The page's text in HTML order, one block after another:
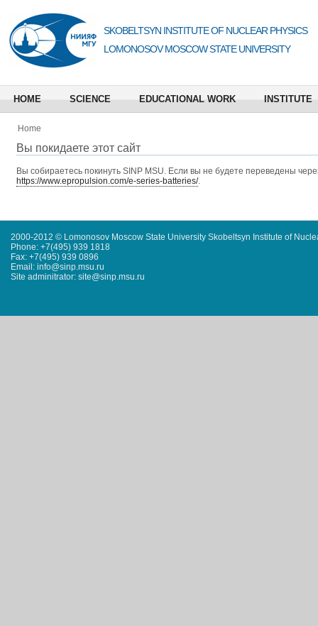
SKOBELTSYN INSTITUTE OF NUCLEAR PHYSICS
LOMONOSOV MOSCOW STATE UNIVERSITY
HOME SCIENCE EDUCATIONAL WORK INSTITUTE
Home
Вы покидаете этот сайт
Вы собираетесь покинуть SINP MSU. Если вы не будете переведены
https://www.epropulsion.com/e-series-batteries/.
2000-2012 © Lomonosov Moscow State University Skobeltsyn Institute of
Phone: +7(495) 939 1818
Fax: +7(495) 939 0896
Email: info@sinp.msu.ru
Site adminitrator: site@sinp.msu.ru